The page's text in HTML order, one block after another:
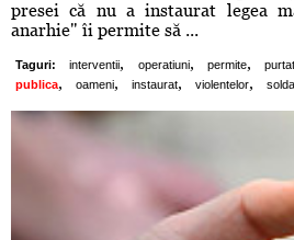
presei că nu a instaurat legea
anarhie" îi permite să ...
Taguri: interventii, operatiuni, permite,
publica, oameni, instaurat, violentelor,